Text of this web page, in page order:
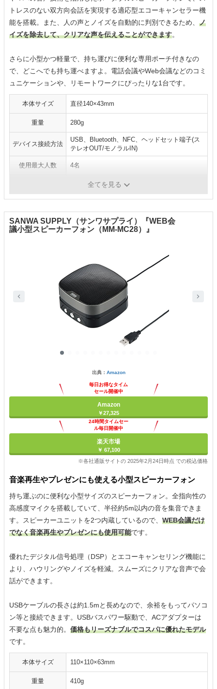
トレスのない双方向会話を実現する適応型エコーキャンセラー機
能を搭載。また、人の声とノイズを自動的に判別できるため、 ノ
イズを除去して、クリアな声を伝えることができます。
さらに小型かつ軽量で、持ち運びに便利な専用ポーチ付きなの
で、どこへでも持ち運べますよ。電話会議やWeb会議などのコミ
ュニケーションや、リモートワークにぴったりな1台です。
本体サイズ 直径140×43mm
重量 280g
デバイス接続方法
USB、Bluetooth、NFC、ヘッドセット端子(ス
テレオOUT/モノラルIN)
使用最大人数 4名
連続通話時間 最大10時間
全てを見る
SANWA SUPPLY（サンワサプライ）『WEB会
議小型スピーカーフォン（MM-MC28）』
出典： Amazon
毎日お得なタイム
セール開催中
Amazon
￥27,325
24時間タイムセー
ル毎日開催中
楽天市場
￥ 67,100
※各社通販サイトの 2025年2月24日時点 での税込価格
音楽再生やプレゼンにも使える小型スピーカーフォン
持ち運ぶのに便利な小型サイズのスピーカーフォン。全指向性の
高感度マイクを搭載していて、半径約5m以内の音を集音できま
す。スピーカーユニットを2つ内蔵しているので、 WEB会議だけ
でなく音楽再生やプレゼンにも使用可能です。
優れたデジタル信号処理（DSP）とエコーキャンセリング機能に
より、ハウリングやノイズを軽減。スムーズにクリアな音声で会
話ができます。
USBケーブルの長さは約1.5mと長めなので、余裕をもってパソコ
ン等と接続できます。USBバスパワー駆動で、ACアダプターは
不要な点も魅力的。 価格もリーズナブルでコスパに優れたモデル
です。
本体サイズ 110×110×63mm
重量 410g